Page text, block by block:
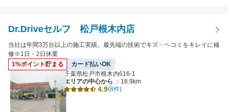
Dr.Driveセルフ 松戸根木内店
当社は年間3万台以上の施工実績。最先端の技術でキズ・ヘコミをキレイに補
修※1日・2日休業
1%ポイント貯まる
カード払いOK
千葉県松戸市根木内616-1
エリアの中心から
：18.9km
4.9(8件)